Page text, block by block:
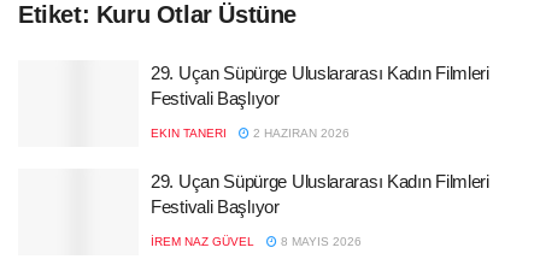
Etiket: Kuru Otlar Üstüne
29. Uçan Süpürge Uluslararası Kadın Filmleri
Festivali Başlıyor
EKIN TANERI 2 HAZIRAN 2026
29. Uçan Süpürge Uluslararası Kadın Filmleri
Festivali Başlıyor
İREM NAZ GÜVEL 8 MAYIS 2026